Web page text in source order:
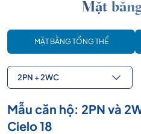
Mặt
MẶT BẰNG TỔNG THỂ
2PN + 2WC
Mẫu căn hộ: 2PN và
Cielo 18